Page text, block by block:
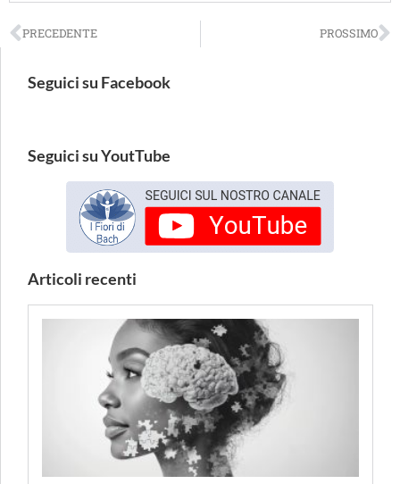
PRECEDENTE PROSSIMO
Seguici su Facebook
Seguici su YoutTube
Articoli recenti